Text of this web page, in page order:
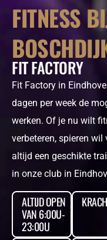
FITNESS
FIT FACTORY
Fit Factory in
dagen per week de
werken. Of je nu wilt
verbeteren, spieren
altijd een geschikte
in onze club in
ALTIJD OPEN
VAN 6:00U-
23:00U